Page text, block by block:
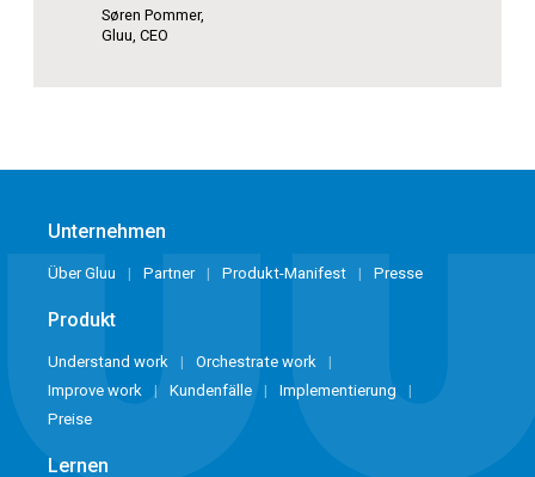
Søren Pommer,
Gluu, CEO
Unternehmen
Über Gluu Partner Produkt-Manifest Presse
Produkt
Understand work
Orchestrate work
Improve work
Kundenfälle
Implementierung
Preise
Lernen